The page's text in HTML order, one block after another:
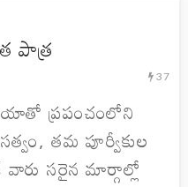
పాత్ర
37
ప్రపంచంలోని
తమ పూర్వీకుల
సరైన మార్గాల్లో